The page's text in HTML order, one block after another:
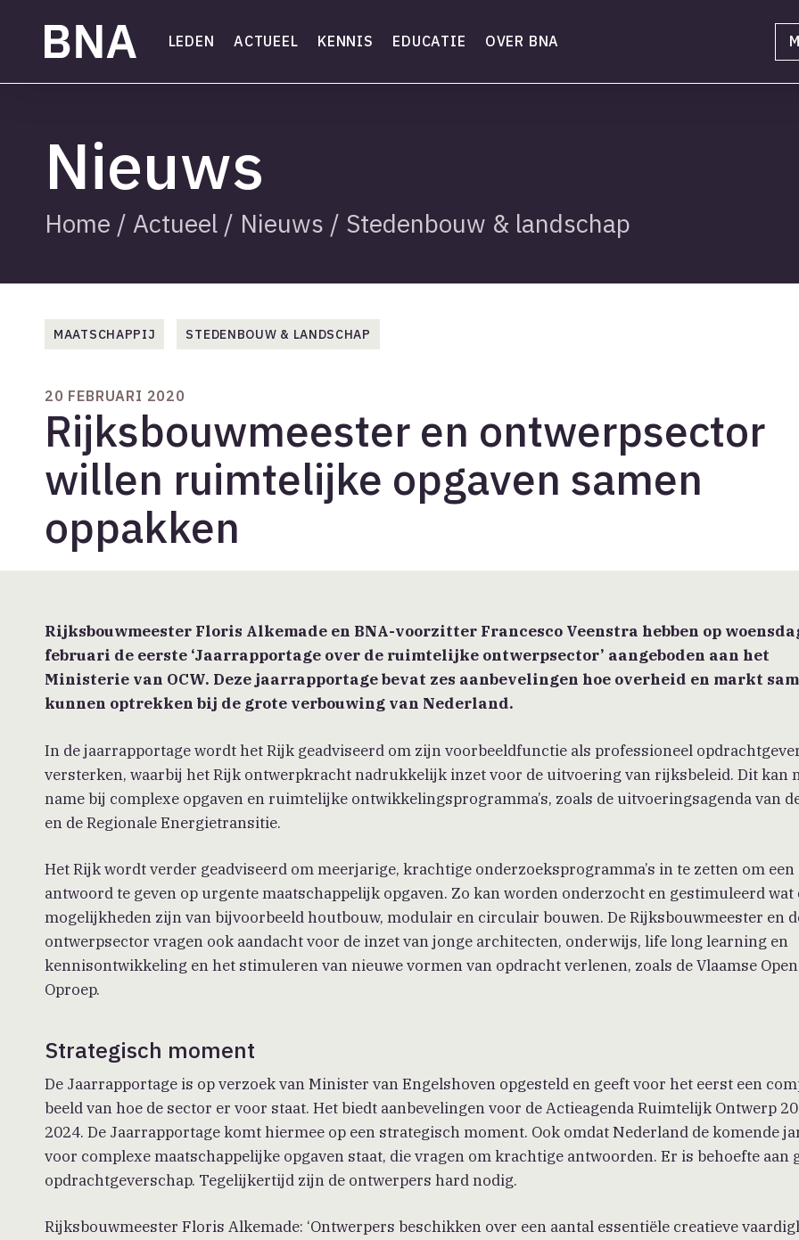
LEDEN ACTUEEL KENNIS EDUCATIE OVER BNA
Nieuws
Home / Actueel / Nieuws / Stedenbouw & landschap
MAATSCHAPPIJ STEDENBOUW & LANDSCHAP
20 FEBRUARI 2020
Rijksbouwmeester en ontwerpsector
willen ruimtelijke opgaven samen
oppakken
Rijksbouwmeester Floris Alkemade en BNA-voorzitter Francesco Veenstra hebben op
februari de eerste ‘Jaarrapportage over de ruimtelijke ontwerpsector’ aangeboden aan het
Ministerie van OCW. Deze jaarrapportage bevat zes aanbevelingen hoe overheid en markt
kunnen optrekken bij de grote verbouwing van Nederland.
In de jaarrapportage wordt het Rijk geadviseerd om zijn voorbeeldfunctie als professioneel
versterken, waarbij het Rijk ontwerpkracht nadrukkelijk inzet voor de uitvoering van rijksbeleid. Dit kan
name bij complexe opgaven en ruimtelijke ontwikkelingsprogramma’s, zoals de uitvoeringsagenda van
en de Regionale Energietransitie.
Het Rijk wordt verder geadviseerd om meerjarige, krachtige onderzoeksprogramma’s in te zetten om een
antwoord te geven op urgente maatschappelijk opgaven. Zo kan worden onderzocht en gestimuleerd wat
mogelijkheden zijn van bijvoorbeeld houtbouw, modulair en circulair bouwen. De Rijksbouwmeester en
ontwerpsector vragen ook aandacht voor de inzet van jonge architecten, onderwijs, life long learning en
kennisontwikkeling en het stimuleren van nieuwe vormen van opdracht verlenen, zoals de Vlaamse Open
Oproep.
Strategisch moment
De Jaarrapportage is op verzoek van Minister van Engelshoven opgesteld en geeft voor het eerst een
beeld van hoe de sector er voor staat. Het biedt aanbevelingen voor de Actieagenda Ruimtelijk Ontwerp
2024. De Jaarrapportage komt hiermee op een strategisch moment. Ook omdat Nederland de komende
voor complexe maatschappelijke opgaven staat, die vragen om krachtige antwoorden. Er is behoefte aan
opdrachtgeverschap. Tegelijkertijd zijn de ontwerpers hard nodig.
Rijksbouwmeester Floris Alkemade: ‘Ontwerpers beschikken over een aantal essentiële creatieve